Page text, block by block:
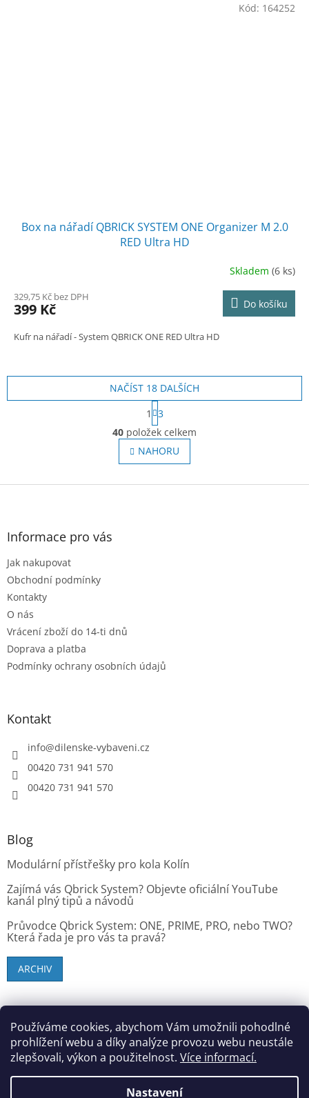
Používáme cookies, abychom Vám umožnili pohodlné
prohlížení webu a díky analýze provozu webu neustále
zlepšovali, výkon a použitelnost. Více informací.
Nastavení
Box na nářadí QBRICK SYSTEM ONE Organizer M 2.0
RED Ultra HD
Skladem (6 ks)
329,75 Kč bez DPH
399 Kč Do košíku
Kufr na nářadí - System QBRICK ONE RED Ultra HD
Kód: 164252
O
v
l
á
u
NAČÍST 18 DALŠÍCH
S
t
r
á
n
k
v
1
3
40 položek celkem
NAHORU
Z
Informace pro vás
Jak nakupovat
Obchodní podmínky
Kontakty
O nás
Vrácení zboží do 14-ti dnů
Doprava a platba
Podmínky ochrany osobních údajů
Kontakt
info@dilenske-vybaveni.cz
00420 731 941 570
00420 731 941 570
Blog
Modulární přístřešky pro kola Kolín
Zajímá vás Qbrick System? Objevte oficiální YouTube
kanál plný tipů a návodů
Průvodce Qbrick System: ONE, PRIME, PRO, nebo TWO?
Která řada je pro vás ta pravá?
ARCHIV